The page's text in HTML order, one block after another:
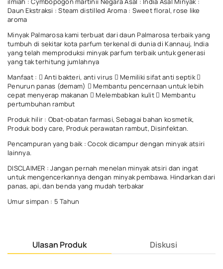
Daun Ekstraksi : Steam distilled Aroma : Sweet floral, rose like
aroma
Minyak Palmarosa kami terbuat dari daun Palmarosa terbaik yang
tumbuh di sekitar kota parfum terkenal di dunia di Kannauj, India
yang telah memproduksi minyak parfum terbaik untuk generasi
yang tak terhitung jumlahnya
Manfaat :  Anti bakteri, anti virus  Memiliki sifat anti septik 
Penurun panas (demam)  Membantu pencernaan untuk lebih
cepat menyerap makanan  Melembabkan kulit  Membantu
pertumbuhan rambut
Produk hilir : Obat-obatan farmasi, Sebagai bahan kosmetik,
Produk body care, Produk perawatan rambut, Disinfektan.
Pencampuran yang baik : Cocok dicampur dengan minyak atsiri
lainnya.
DISCLAIMER : Jangan pernah menelan minyak atsiri dan ingat
untuk mengencerkannya dengan minyak pembawa. Hindarkan dari
panas, api, dan benda yang mudah terbakar
Umur simpan : 5 Tahun
Ulasan Produk Diskusi